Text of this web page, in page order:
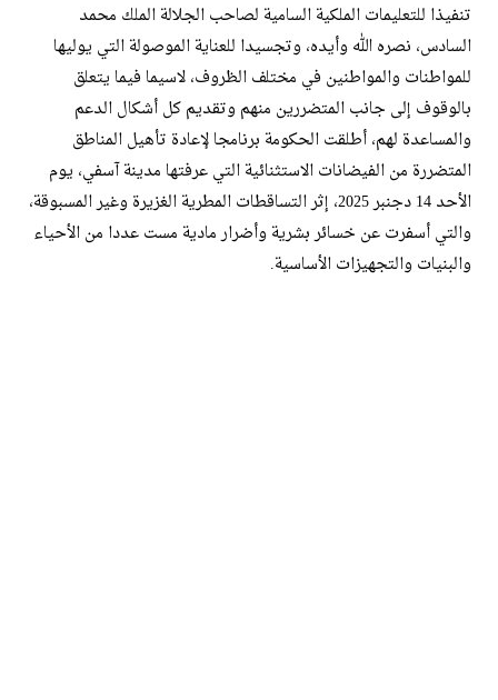
تنفيذا للتعليمات الملكية السامية لصاحب الجلالة الملك محمد
السادس، نصره الله وأيده، وتجسيدا للعناية الموصولة التي يوليها
للمواطنات والمواطنين في مختلف الظروف، لاسيما فيما يتعلق
بالوقوف إلى جانب المتضررين منهم وتقديم كل أشكال الدعم
والمساعدة لهم، أطلقت الحكومة برنامجا لإعادة تأهيل المناطق
المتضررة من الفيضانات الاستثنائية التي عرفتها مدينة آسفي، يوم
الأحد 14 دجنبر 2025، إثر التساقطات المطرية الغزيرة وغير المسبوقة،
والتي أسفرت عن خسائر بشرية وأضرار مادية مست عددا من الأحياء
والبنيات والتجهيزات الأساسية.